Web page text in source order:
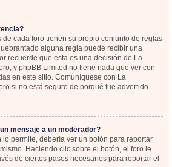
de cada foro tienen su propio conjunto de reglas
alguna regla puede recibir una
recuerde que esta es una decisión de La
y phpBB Limited no tiene nada que ver con
en este sitio. Comuníquese con La
si no está seguro de porqué fue advertido.
mensaje a un moderador?
lo permite, debería ver un botón para reportar
Haciendo clic sobre el botón, el foro le
de ciertos pasos necesarios para reportar el